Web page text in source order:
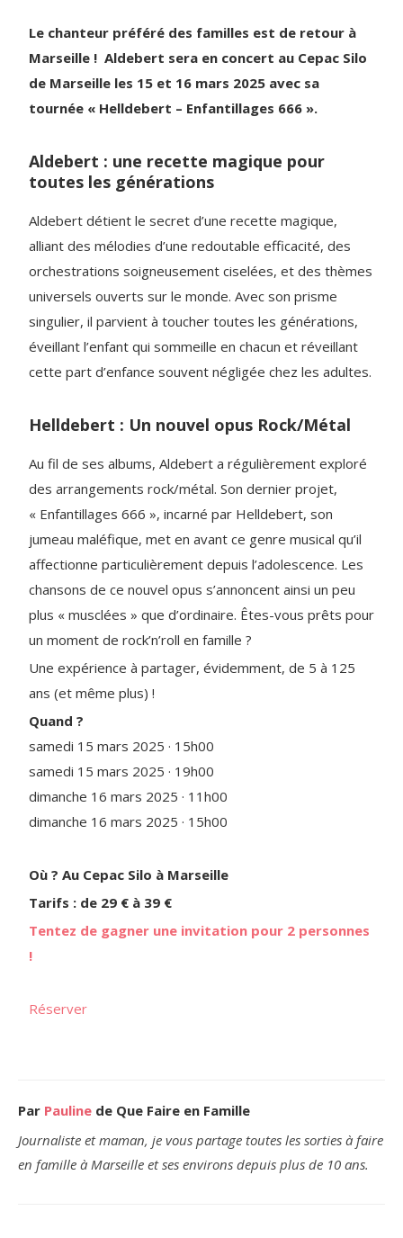
Le chanteur préféré des familles est de retour à
Marseille ! Aldebert sera en concert au Cepac Silo
de Marseille les 15 et 16 mars 2025 avec sa
tournée « Helldebert – Enfantillages 666 ».
Aldebert : une recette magique pour
toutes les générations
Aldebert détient le secret d’une recette magique,
alliant des mélodies d’une redoutable efficacité, des
orchestrations soigneusement ciselées, et des thèmes
universels ouverts sur le monde. Avec son prisme
singulier, il parvient à toucher toutes les générations,
éveillant l’enfant qui sommeille en chacun et réveillant
cette part d’enfance souvent négligée chez les adultes.
Helldebert : Un nouvel opus Rock/Métal
Au fil de ses albums, Aldebert a régulièrement exploré
des arrangements rock/métal. Son dernier projet,
« Enfantillages 666 », incarné par Helldebert, son
jumeau maléfique, met en avant ce genre musical qu’il
affectionne particulièrement depuis l’adolescence. Les
chansons de ce nouvel opus s’annoncent ainsi un peu
plus « musclées » que d’ordinaire. Êtes-vous prêts pour
un moment de rock’n’roll en famille ?
Une expérience à partager, évidemment, de 5 à 125
ans (et même plus) !
Quand ?
samedi 15 mars 2025 · 15h00
samedi 15 mars 2025 · 19h00
dimanche 16 mars 2025 · 11h00
dimanche 16 mars 2025 · 15h00
Où ? Au Cepac Silo à Marseille
Tarifs : de 29 € à 39 €
Tentez de gagner une invitation pour 2 personnes
!
Réserver
Par Pauline de Que Faire en Famille
Journaliste et maman, je vous partage toutes les sorties à faire
en famille à Marseille et ses environs depuis plus de 10 ans.